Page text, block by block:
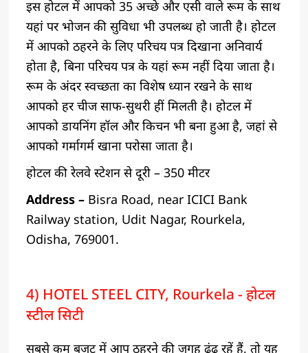
इस होटल में आपको 35 अच्छे और एसी वाले रूम के साथ
यहां पर भोजन की सुविधा भी उपलब्ध हो जाती है। होटल
में आपको ठहरने के लिए परिचय पत्र दिखाना अनिवार्य
होता है, बिना परिचय पत्र के यहां रूम नहीं दिया जाता है।
रूम के अंदर स्वच्छता का विशेष ध्यान रखने के साथ
आपको हर चीज साफ-सुथरी हीं मिलती है। होटल में
आपको डायनिंग हॉल और किचन भी बना हुआ है, जहां से
आपको गर्मागर्म खाना परोसा जाता है।
होटल की रेलवे स्टेशन से दूरी – 350 मीटर
Address –Bisra Road, near ICICI Bank
Railway station, Udit Nagar, Rourkela,
Odisha, 769001.
4) HOTEL STEEL CITY, Rourkela - होटल
स्टील सिटी
सबसे कम बजट में आप ठहरने की जगह ढूंढ रहें हैं, तो यह